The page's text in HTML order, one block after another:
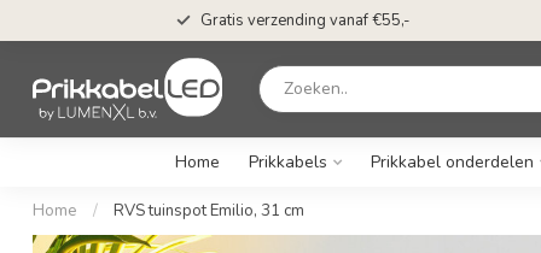
Gratis verzending vanaf €55,-
Home Prikkabels Prikkabel onderdelen
Home / RVS tuinspot Emilio, 31 cm